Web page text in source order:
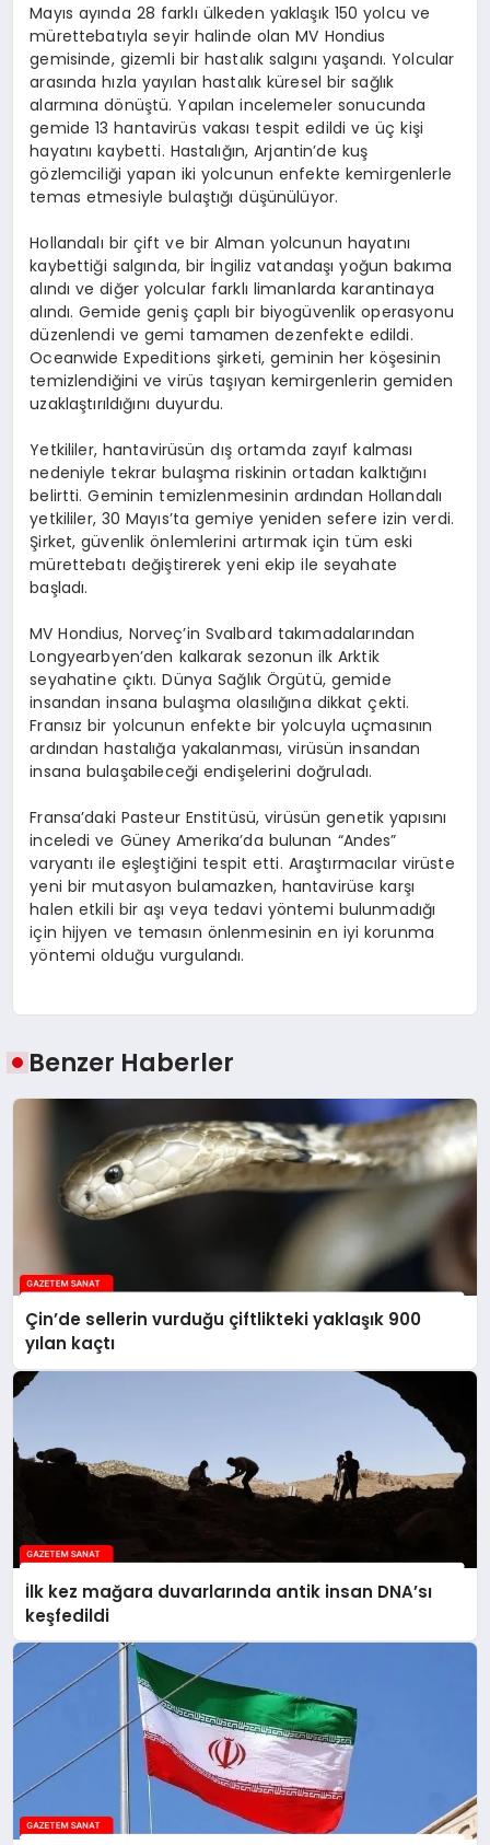
Mayıs ayında 28 farklı ülkeden yaklaşık 150 yolcu ve
mürettebatıyla seyir halinde olan MV Hondius
gemisinde, gizemli bir hastalık salgını yaşandı. Yolcular
arasında hızla yayılan hastalık küresel bir sağlık
alarmına dönüştü. Yapılan incelemeler sonucunda
gemide 13 hantavirüs vakası tespit edildi ve üç kişi
hayatını kaybetti. Hastalığın, Arjantin’de kuş
gözlemciliği yapan iki yolcunun enfekte kemirgenlerle
temas etmesiyle bulaştığı düşünülüyor.
Hollandalı bir çift ve bir Alman yolcunun hayatını
kaybettiği salgında, bir İngiliz vatandaşı yoğun bakıma
alındı ve diğer yolcular farklı limanlarda karantinaya
alındı. Gemide geniş çaplı bir biyogüvenlik operasyonu
düzenlendi ve gemi tamamen dezenfekte edildi.
Oceanwide Expeditions şirketi, geminin her köşesinin
temizlendiğini ve virüs taşıyan kemirgenlerin gemiden
uzaklaştırıldığını duyurdu.
Yetkililer, hantavirüsün dış ortamda zayıf kalması
nedeniyle tekrar bulaşma riskinin ortadan kalktığını
belirtti. Geminin temizlenmesinin ardından Hollandalı
yetkililer, 30 Mayıs’ta gemiye yeniden sefere izin verdi.
Şirket, güvenlik önlemlerini artırmak için tüm eski
mürettebatı değiştirerek yeni ekip ile seyahate
başladı.
MV Hondius, Norveç’in Svalbard takımadalarından
Longyearbyen’den kalkarak sezonun ilk Arktik
seyahatine çıktı. Dünya Sağlık Örgütü, gemide
insandan insana bulaşma olasılığına dikkat çekti.
Fransız bir yolcunun enfekte bir yolcuyla uçmasının
ardından hastalığa yakalanması, virüsün insandan
insana bulaşabileceği endişelerini doğruladı.
Fransa’daki Pasteur Enstitüsü, virüsün genetik yapısını
inceledi ve Güney Amerika’da bulunan “Andes”
varyantı ile eşleştiğini tespit etti. Araştırmacılar virüste
yeni bir mutasyon bulamazken, hantavirüse karşı
halen etkili bir aşı veya tedavi yöntemi bulunmadığı
için hijyen ve temasın önlenmesinin en iyi korunma
yöntemi olduğu vurgulandı.
Benzer Haberler
Çin’de sellerin vurduğu çiftlikteki yaklaşık 900
yılan kaçtı
İlk kez mağara duvarlarında antik insan DNA’sı
keşfedildi